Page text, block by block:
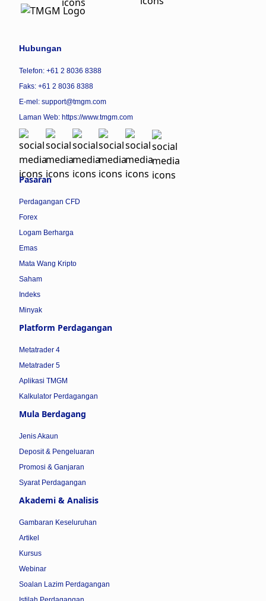
Hubungan
Telefon: +61 2 8036 8388
Faks: +61 2 8036 8388
E-mel: support@tmgm.com
Laman Web: https://www.tmgm.com
Pasaran
Perdagangan CFD
Forex
Logam Berharga
Emas
Mata Wang Kripto
Saham
Indeks
Minyak
Platform Perdagangan
Metatrader 4
Metatrader 5
Aplikasi TMGM
Kalkulator Perdagangan
Mula Berdagang
Jenis Akaun
Deposit & Pengeluaran
Promosi & Ganjaran
Syarat Perdagangan
Akademi & Analisis
Gambaran Keseluruhan
Artikel
Kursus
Webinar
Soalan Lazim Perdagangan